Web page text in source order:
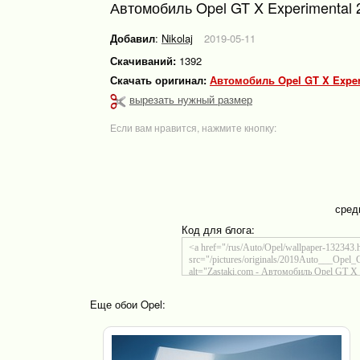
Автомобиль Opel GT X Experimental
Добавил: Nikolaj
2019-05-11
Скачиваний: 1392
Скачать оригинал:
Автомобиль Opel GT X
вырезать нужный размер
Если вам нравится, нажмите кнопку:
Код для блога:
Еще обои Opel: